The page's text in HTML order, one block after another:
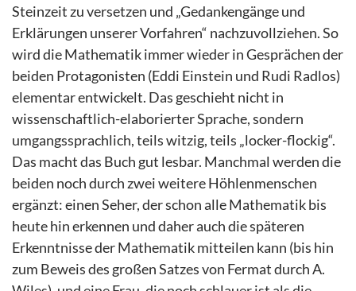
Steinzeit zu versetzen und „Gedankengänge und
Erklärungen unserer Vorfahren“ nachzuvollziehen. So
wird die Mathematik immer wieder in Gesprächen der
beiden Protagonisten (Eddi Einstein und Rudi Radlos)
elementar entwickelt. Das geschieht nicht in
wissenschaftlich-elaborierter Sprache, sondern
umgangssprachlich, teils witzig, teils „locker-flockig“.
Das macht das Buch gut lesbar. Manchmal werden die
beiden noch durch zwei weitere Höhlenmenschen
ergänzt: einen Seher, der schon alle Mathematik bis
heute hin erkennen und daher auch die späteren
Erkenntnisse der Mathematik mitteilen kann (bis hin
zum Beweis des großen Satzes von Fermat durch A.